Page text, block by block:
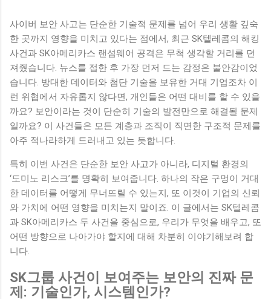
사이버 보안 사고는 단순한 기술적 문제를 넘어 우리 생활 깊숙
한 곳까지 영향을 미치고 있다는 점에서, 최근 SK텔레콤의 해킹
사건과 SK아메리카스 랜섬웨어 공격은 무척 생각할 거리를 던
져줬습니다. 뉴스를 접한 후 가장 먼저 드는 감정은 불안감이었
습니다. 방대한 데이터와 첨단 기술을 보유한 거대 기업조차 이
런 위협에서 자유롭지 않다면, 개인들은 어떤 대비를 할 수 있을
까요? 보안이라는 것이 단순히 기술의 발전만으로 해결될 문제
일까요? 이 사건들은 모든 계층과 조직이 직면한 구조적 문제를
아주 적나라하게 드러내고 있는 듯합니다.
특히 이번 사건은 단순한 보안 사고가 아니라, 디지털 환경의
‘도미노 리스크’를 명확히 보여줍니다. 하나의 작은 구멍이 거대
한 데이터를 어떻게 무너뜨릴 수 있는지, 또 이것이 기업의 신뢰
와 가치에 어떤 영향을 미치는지 말이죠. 이 글에서는 SK텔레콤
과 SK아메리카스 두 사건을 중심으로, 우리가 무엇을 배우고, 또
어떤 방향으로 나아가야 할지에 대해 차분히 이야기해보려 합
니다.
SK그룹 사건이 보여주는 보안의 진짜 문
제: 기술인가, 시스템인가?